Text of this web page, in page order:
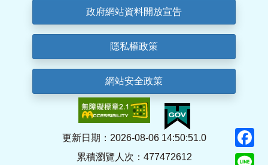
政府網站資料開放宣告
隱私權政策
網站安全政策
更新日期：2026-08-06 14:50:51.0
累積瀏覽人次：477472612